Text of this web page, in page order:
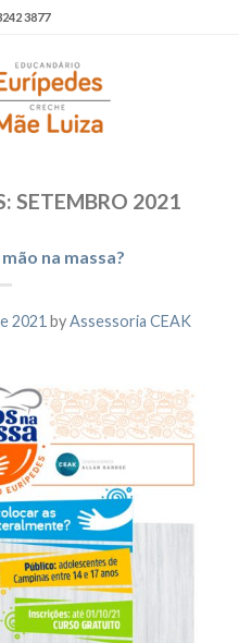
3877
SETEMBRO 2021
na massa?
2021 byAssessoria CEAK